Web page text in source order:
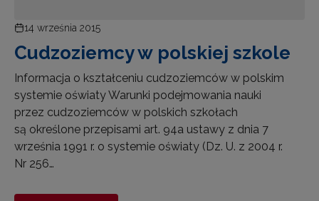
14 września 2015
Cudzoziemcy w polskiej szkole
Informacja o kształceniu cudzoziemców w polskim
systemie oświaty Warunki podejmowania nauki
przez cudzoziemców w polskich szkołach
są określone przepisami art. 94a ustawy z dnia 7
września 1991 r. o systemie oświaty (Dz. U. z 2004 r.
Nr 256…